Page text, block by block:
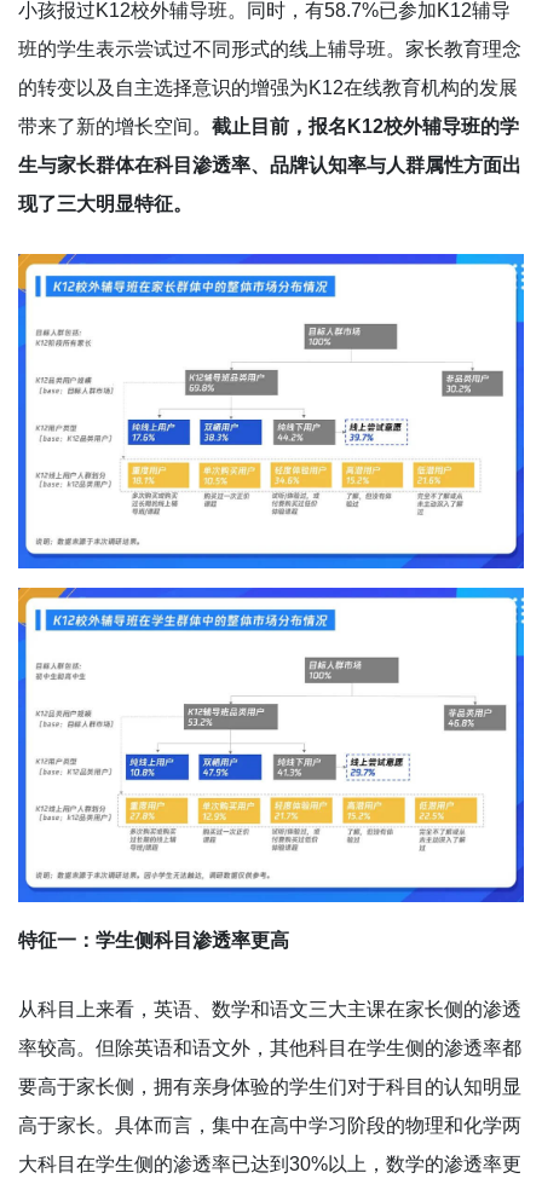
小孩报过K12校外辅导班。同时，有58.7%已参加K12辅导
班的学生表示尝试过不同形式的线上辅导班。家长教育理念
的转变以及自主选择意识的增强为K12在线教育机构的发展
带来了新的增长空间。 截止目前，报名K12校外辅导班的学
生与家长群体在科目渗透率、品牌认知率与人群属性方面出
现了三大明显特征。
特征一：学生侧科目渗透率更高
从科目上来看，英语、数学和语文三大主课在家长侧的渗透
率较高。但除英语和语文外，其他科目在学生侧的渗透率都
要高于家长侧，拥有亲身体验的学生们对于科目的认知明显
高于家长。具体而言，集中在高中学习阶段的物理和化学两
大科目在学生侧的渗透率已达到30%以上，数学的渗透率更